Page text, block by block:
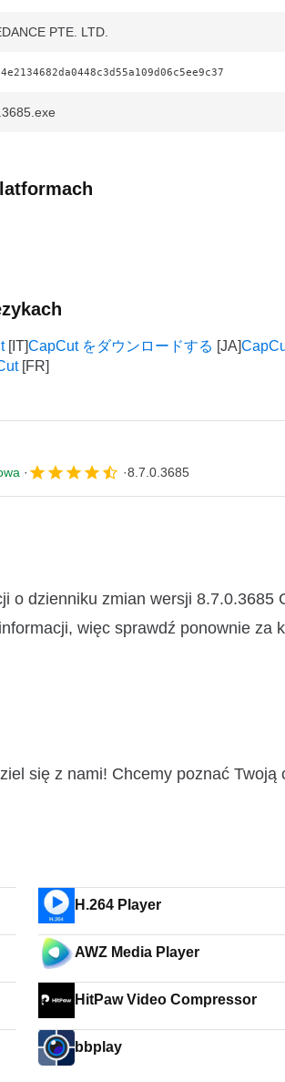
PTE. LTD.
CapCut をダウンロードする
8.7.0.3685
o dzienniku zmian wersji 8.7.0.3685
więc sprawdź ponownie za
się z nami! Chcemy poznać Twoją
H.264 Player
AWZ Media Player
HitPaw Video Compressor
bbplay